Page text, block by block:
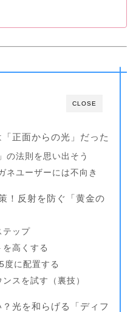
CLOSE
正面からの光」だった
の法則を思い出そう
ネユーザーには不向き
！反射を防ぐ「黄金の
テップ
高くする
度に配置する
スを試す（裏技）
光を和らげる「ディフ